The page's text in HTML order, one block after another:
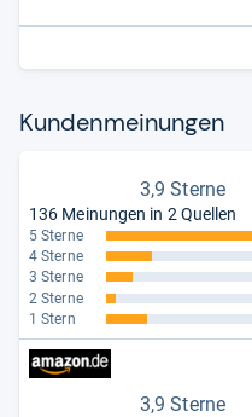
Kun­den­mei­nun­gen
3,9 Sterne
136 Meinungen in 2 Quellen
5 Sterne
4 Sterne
3 Sterne
2 Sterne
1 Stern
3,9 Sterne